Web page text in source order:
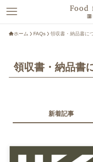
ホーム FAQs 領収書・納品書に
領収書・納品書
新着記事